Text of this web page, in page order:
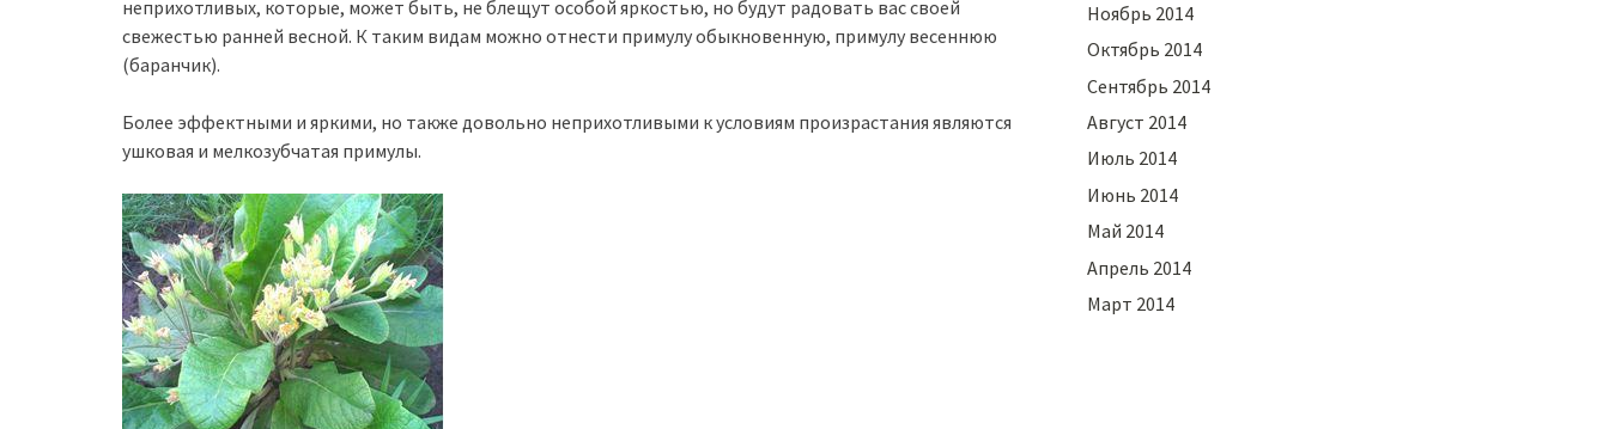
неприхотливых, которые, может быть, не блещут особой яркостью, но будут радовать вас своей
свежестью ранней весной. К таким видам можно отнести примулу обыкновенную, примулу весеннюю
(баранчик).
Более эффектными и яркими, но также довольно неприхотливыми к условиям произрастания являются
ушковая и мелкозубчатая примулы.
Ноябрь 2014
Октябрь 2014
Сентябрь 2014
Август 2014
Июль 2014
Июнь 2014
Май 2014
Апрель 2014
Март 2014